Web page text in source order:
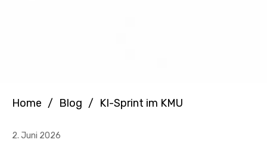
Home / Blog / KI-Sprint im KMU
2. Juni 2026